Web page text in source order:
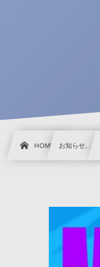
HOME お知らせ, …